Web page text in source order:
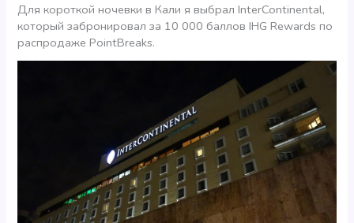
Для короткой ночевки в Кали я выбрал InterContinental,
который забронировал за 10 000 баллов IHG Rewards по
распродаже PointBreaks.